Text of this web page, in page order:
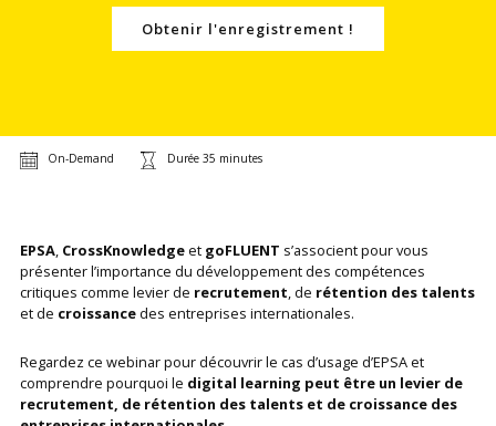
Obtenir l'enregistrement !
On-Demand Durée 35 minutes
EPSA, CrossKnowledgeet goFLUENT s’associent pour vous
présenter l’importance du développement des compétences
critiques comme levier de recrutement, de rétention des talents
et de croissancedes entreprises internationales.
Regardez ce webinar pour découvrir le cas d’usage d’EPSA et
comprendre pourquoi le digital learning peut être un levier de
recrutement, de rétention des talents et de croissance des